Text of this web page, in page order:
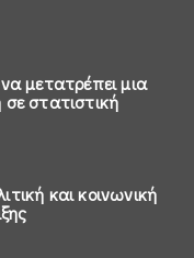
μετατρέπει μια
στατιστική
και κοινωνική